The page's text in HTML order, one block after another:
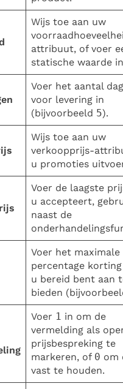
Wijs toe aan uw
attribuut, of voer
statische waarde
Voer het aantal
voor levering in
(bijvoorbeeld 5).
Wijs toe aan uw
verkoopprijs-
u promoties
Voer de laagste
u accepteert,
naast de
Voer het maximale
percentage
u bereid bent aan
bieden
Voer 1 in om de
vermelding als
prijsbespreking te
markeren, of 0 om
vast te houden.